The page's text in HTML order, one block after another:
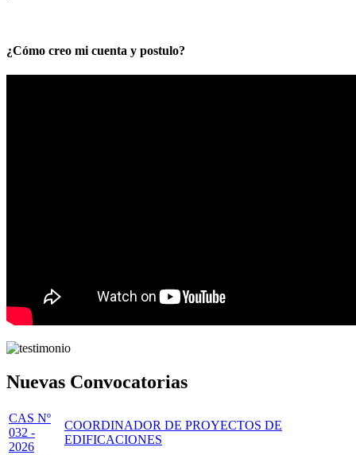
¿Cómo creo mi cuenta y postulo?
Nuevas Convocatorias
CAS Nº
032 -
2026
COORDINADOR DE PROYECTOS DE
EDIFICACIONES